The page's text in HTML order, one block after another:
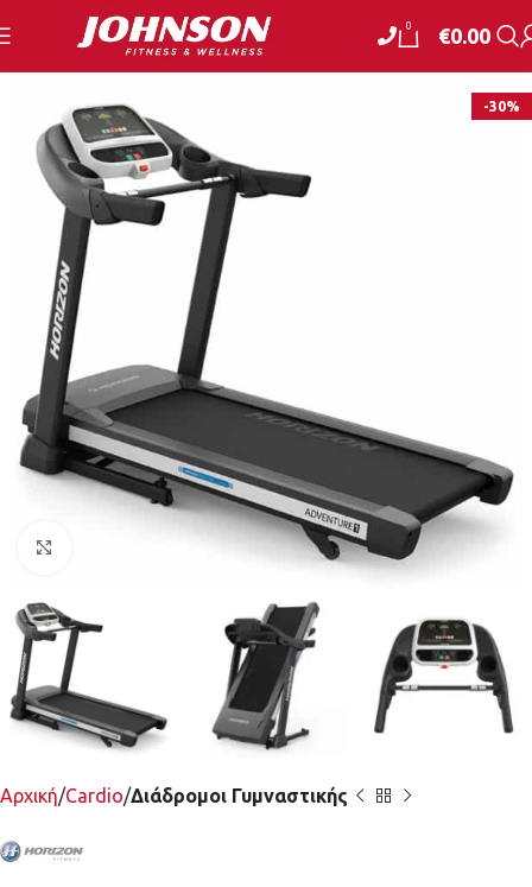
0 €0.00
-30%
Αρχική Cardio Διάδρομοι Γυμναστικής